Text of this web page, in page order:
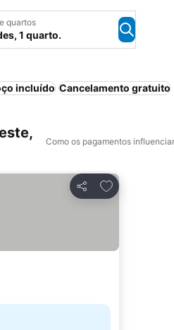
quartos
1 quarto.
incluído Cancelamento gratuito
Como os pagamentos
Partilhar
Adicionar aos